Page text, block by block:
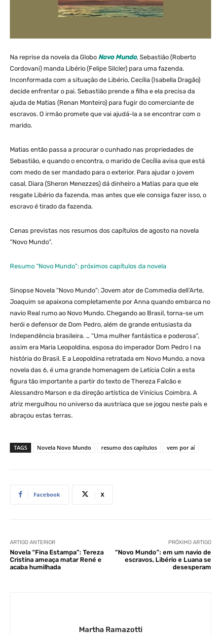
Na reprise da novela da Globo Novo Mundo, Sebastião (Roberto
Cordovani) manda Libério (Felipe Silcler) para uma fazenda.
Inconformada com a situação de Libério, Cecília (Isabella Dragão)
decide enfrentar o pai. Sebastião prende a filha e ela precisa da
ajuda de Matias (Renan Monteiro) para fugir do comerciante de
escravos. O irmão promete que vai ajudá-la a se encontrar com o
marido.
Matias então passa a procurar o cunhado nas propriedades de
Sebastião, e quando o encontra, o marido de Cecília avisa que está
com medo de ser mandado para o exterior. Para ajudar o jovem
casal, Diara (Sheron Menezzes) dá dinheiro a Matias para que ele
resgate Libério da fazenda, mas antes que ele consiga fazer isso, o
escravo é tirado da fazenda.
Cenas previstas nos resumos dos capítulos de agosto na novela
“Novo Mundo”.
Resumo “Novo Mundo”: próximos capítulos da novela
Sinopse Novela “Novo Mundo”: Jovem ator de Commedia dell’Arte,
Joaquim se apaixona completamente por Anna quando embarca no
navio Real rumo ao Novo Mundo. Chegando ao Brasil, torna-se um
herói e defensor de Dom Pedro, além de grande entusiasta da
Independência brasileira. … “Uma mulher fantástica e poderosa”,
assim era Maria Leopoldina, esposa do imperador Dom Pedro I na
história do Brasil. E a Leopoldina retratada em Novo Mundo, a nova
novela das 6, é uma grande homenagem de Letícia Colin a esta
figura tão importante a partir do texto de Thereza Falcão e
Alessandro Marson e da direção artística de Vinícius Coimbra. A
atriz mergulhou no universo da austríaca que se jogou neste país e
abraçou estas terras.
TAGS Novela Novo Mundo resumo dos capítulos vem por aí
Facebook X
ARTIGO ANTERIOR
Novela “Fina Estampa”: Tereza
Cristina ameaça matar René e
acaba humilhada
PRÓXIMO ARTIGO
“Novo Mundo”: em um navio de
escravos, Libério e Luana se
desesperam
Martha Ramazotti